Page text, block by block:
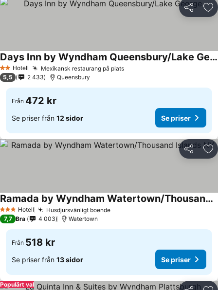
Dela
2 Stjärnor
Hotell Mexikansk restaurang på plats
Days Inn by Wyndham Queensbury/Lake George
5,5 2 433 Queensbury
Från 472 kr
Se priser från 12 sidor Se priser
Dela
3 StjärnorHotell Husdjursvänligt boende
Ramada by Wyndham Watertown/Thousand Islands NY
7,7 Bra 4 003 Watertown
Från 518 kr
Se priser från 13 sidor Se priser
Populärt val